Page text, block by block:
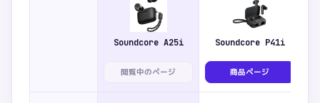
Soundcore A25i
閲覧中のページ
Soundcore P41i
商品ページ